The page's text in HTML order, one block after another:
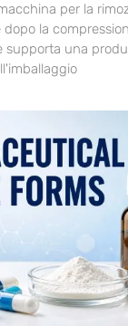
per la
la
supporta una